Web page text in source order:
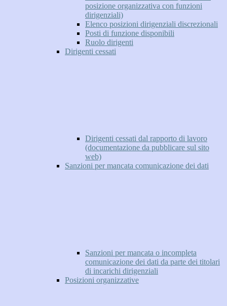
posizione organizzativa con funzioni
dirigenziali)
Elenco posizioni dirigenziali discrezionali
Posti di funzione disponibili
Ruolo dirigenti
Dirigenti cessati
Dirigenti cessati dal rapporto di lavoro
(documentazione da pubblicare sul sito
web)
Sanzioni per mancata comunicazione dei dati
Sanzioni per mancata o incompleta
comunicazione dei dati da parte dei titolari
di incarichi dirigenziali
Posizioni organizzative